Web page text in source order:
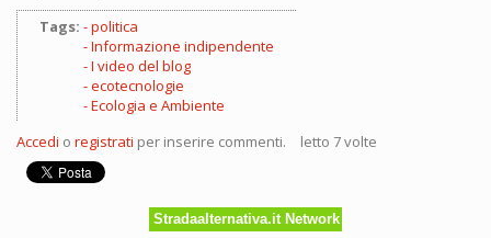
Tags:
politica
Informazione indipendente
I video del blog
ecotecnologie
Ecologia e Ambiente
Accedi o registrati per inserire commenti. letto 7 volte
Stradaalternativa.it Network